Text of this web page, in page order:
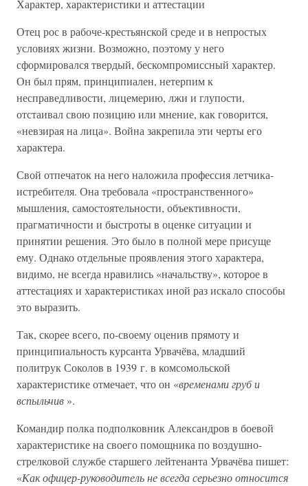
Характер, характеристики и аттестации
Отец рос в рабоче-крестьянской среде и в непростых
условиях жизни. Возможно, поэтому у него
сформировался твердый, бескомпромиссный характер.
Он был прям, принципиален, нетерпим к
несправедливости, лицемерию, лжи и глупости,
отстаивал свою позицию или мнение, как говорится,
«невзирая на лица». Война закрепила эти черты его
характера.
Свой отпечаток на него наложила профессия летчика-
истребителя. Она требовала «пространственного»
мышления, самостоятельности, объективности,
прагматичности и быстроты в оценке ситуации и
принятии решения. Это было в полной мере присуще
ему. Однако отдельные проявления этого характера,
видимо, не всегда нравились «начальству», которое в
аттестациях и характеристиках иной раз искало способы
это выразить.
Так, скорее всего, по-своему оценив прямоту и
принципиальность курсанта Урвачёва, младший
политрук Соколов в 1939 г. в комсомольской
характеристике отмечает, что он «временами груб и
вспыльчив ».
Командир полка подполковник Александров в боевой
характеристике на своего помощника по воздушно-
стрелковой службе старшего лейтенанта Урвачёва пишет:
«Как офицер-руководитель не всегда серьезно относится